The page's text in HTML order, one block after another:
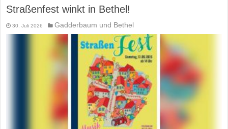
Straßenfest winkt in Bethel!
30. Juli 2026 Gadderbaum und Bethel